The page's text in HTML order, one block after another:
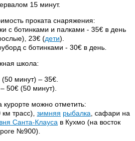
15 минут.
проката снаряжения:
с ботинками и палками - 35€ в день
23€ (дети).
с ботинками - 30€ в день.
школа:
минут) – 35€.
50€ (50 минут).
курорте можно отметить:
трасс), зимняя рыбалка , сафари на
Санта-Клауса в Кухмо (на восток
№900).